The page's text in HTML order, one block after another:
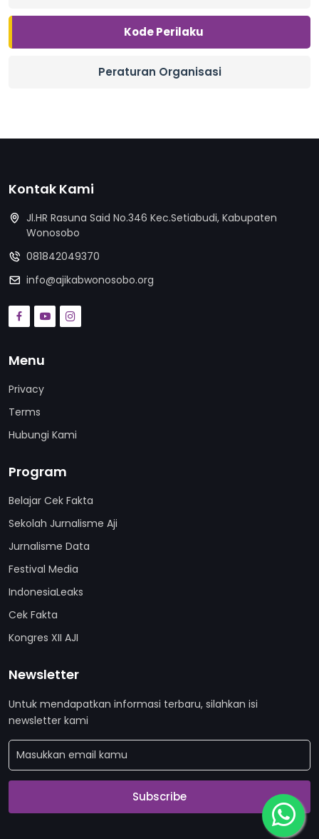
Kode Perilaku
Peraturan Organisasi
Kontak Kami
Jl.HR Rasuna Said No.346 Kec.Setiabudi, Kabupaten
Wonosobo
081842049370
info@ajikabwonosobo.org
Menu
Privacy
Terms
Hubungi Kami
Program
Belajar Cek Fakta
Sekolah Jurnalisme Aji
Jurnalisme Data
Festival Media
IndonesiaLeaks
Cek Fakta
Kongres XII AJI
Newsletter
Untuk mendapatkan informasi terbaru, silahkan isi
newsletter kami
Subscribe